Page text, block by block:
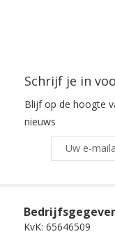
Schrijf je in
Blijf op de hoogte
nieuws
KvK: 65646509